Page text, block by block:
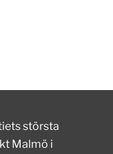
största
Malmö i